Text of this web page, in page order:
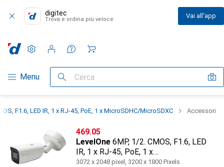
digitec
Trova e ordina più veloce Vai all'app
Categoria Navigazione
Menu Cerca
Impostazioni
Conto cliente
Liste di confronto
Liste dei desideri
Carrello
F1.6, LED IR, 1 x RJ-45, PoE, 1 x MicroSDHC/MicroSDXC Accessori
CHF
469.05
LevelOne 6MP, 1/2. CMOS, F1.6, LED
IR, 1 x RJ-45, PoE, 1 x
MicroSDHC/MicroSDXC
3072 x 2048 pixel, 3200 x 1800 Pixels